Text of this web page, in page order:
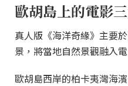
歐胡島上的電影
真人版《海洋奇緣》主要
景，將當地自然景觀融入
歐胡島西岸的柏卡夷灣海